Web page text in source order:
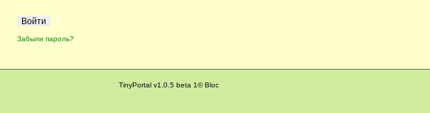
Забыли пароль?
TinyPortal v1.0.5 beta 1© Bloc